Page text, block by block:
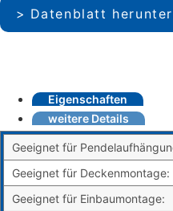
Datenblatt
Eigenschaften
weitere Details
Geeignet für
Geeignet für Deckenmontage:
Geeignet für Einbaumontage: